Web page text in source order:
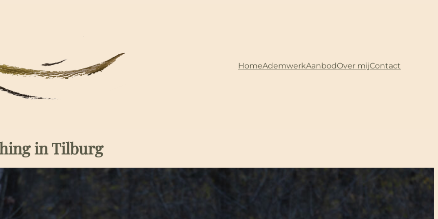
HomeAdemwerkAanbodOver mijContact
in Tilburg